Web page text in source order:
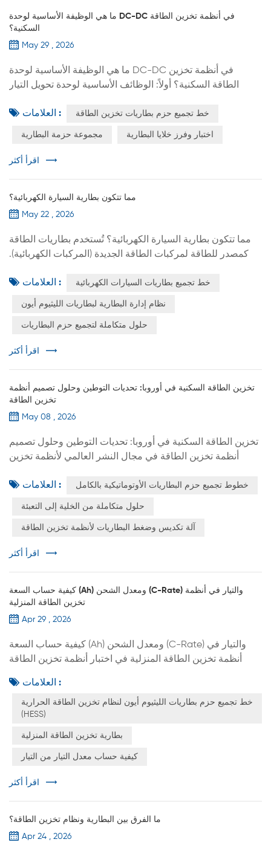
ما هي الوظيفة الأساسية لوحدة DC-DC في أنظمة تخزين الطاقة
السكنية؟
May 29 , 2026
ما هي الوظيفة الأساسية لوحدة DC-DC في أنظمة تخزين
الطاقة السكنية؟ أولاً: الوظائف الأساسية لوحدة تحويل التيار
المستمر لنظام تحويل الطاقة (PCS) وحدة تحويل الطاقة (PCS)
هي الوحدة الأساسية لتحويل الطاقة في أنظمة تخزين الطاقة
جهد ثابت، مثل 300-800 فولت أو 600-900 فولت. لا يمكن
العلامات : خط تجميع حزم بطاريات تخزين الطاقة
مجموعة حزمة البطارية اختبار وفرز خلايا البطارية
اقرأ أكثر
مما تتكون بطارية السيارة الكهربائية؟
May 22 , 2026
مما تتكون بطارية السيارة الكهربائية؟ تُستخدم بطاريات الطاقة
كمصدر للطاقة لمركبات الطاقة الجديدة (المركبات الكهربائية).
البطاريات، والوحدات، والخلايا. 1. حزمة البطارية تتكون حزمة
البطارية عادةً من وحدات البطارية، ونظام إدارة حرارية، ونظام
العلامات : خط تجميع بطاريات السيارات الكهربائية
نظام إدارة البطارية لبطاريات الليثيوم أيون
حلول متكاملة لتجميع حزم البطاريات
اقرأ أكثر
تخزين الطاقة السكنية في أوروبا: تحديات التوطين وحلول تصميم أنظمة
تخزين الطاقة
May 08 , 2026
تخزين الطاقة السكنية في أوروبا: تحديات التوطين وحلول تصميم
أنظمة تخزين الطاقة في مجال النشر العالمي لأنظمة تخزين
نظراً لبيئته الجغرافية الفريدة، ولوائح الشبكة، وعادات
المستخدمين. يمكن تلخيص الأسباب الرئيسية لأعطال بطاريات
العلامات : خطوط تجميع حزم البطاريات الأوتوماتيكية بالكامل
حلول متكاملة من الخلية إلى التعبئة
آلة تكديس وضغط البطاريات لأنظمة تخزين الطاقة
اقرأ أكثر
كيفية حساب السعة (Ah) ومعدل الشحن (C-Rate) والتيار في أنظمة
تخزين الطاقة المنزلية
Apr 29 , 2026
كيفية حساب السعة (Ah) ومعدل الشحن (C-Rate) والتيار في
أنظمة تخزين الطاقة المنزلية في اختبار أنظمة تخزين الطاقة
البطارية الأساسية حجر الزاوية في جميع الأعمال. في كثير من
الحالات، لا يعود التناقض بين بيانات منصة الحوسبة السحابية وأداء
الأجهزة الفعلي إلى أعطال في الجهاز، بل إلى عدم وضوح منطق
العلامات :
خط تجميع حزم بطاريات الليثيوم أيون لنظام تخزين الطاقة الحرارية
(HESS)
بطارية تخزين الطاقة المنزلية
كيفية حساب معدل التيار من التيار
اقرأ أكثر
ما الفرق بين البطارية ونظام تخزين الطاقة؟
Apr 24 , 2026